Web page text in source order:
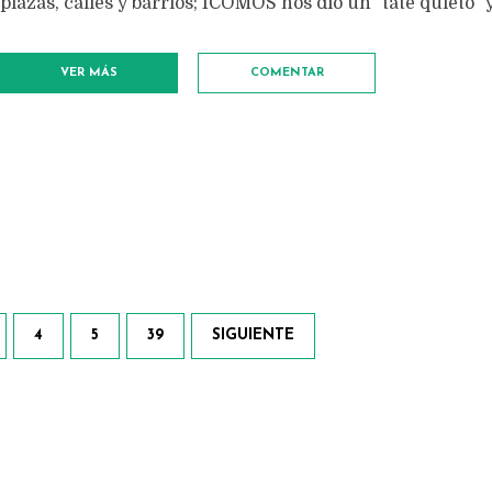
VER MÁS COMENTAR
4 5 39 SIGUIENTE